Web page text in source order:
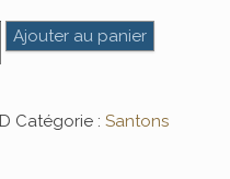
de Bergère
Ajouter au panier
Catégorie :Santons